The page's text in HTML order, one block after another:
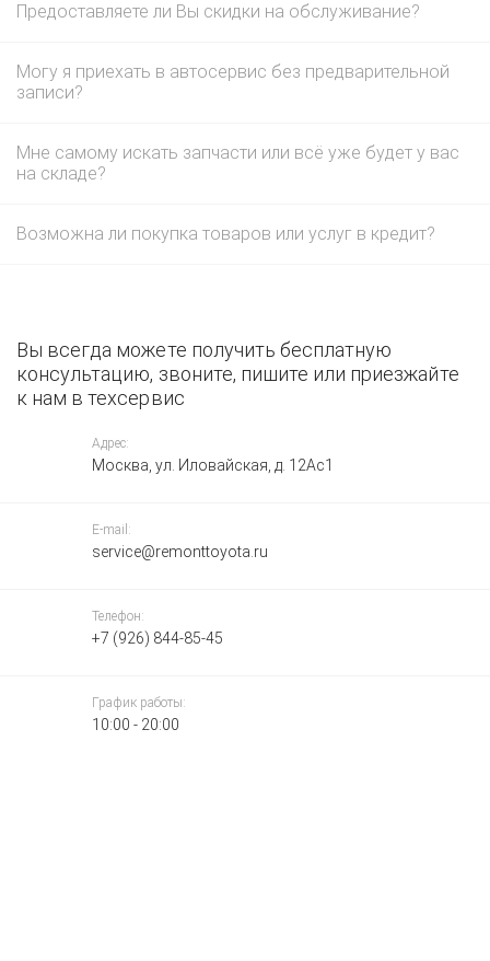
Предоставляете ли Вы скидки на обслуживание?
Могу я приехать в автосервис без предварительной
записи?
Мне самому искать запчасти или всё уже будет у вас
на складе?
Возможна ли покупка товаров или услуг в кредит?
Вы всегда можете получить бесплатную
консультацию, звоните, пишите или приезжайте
к нам в техсервис
Адрес:
Москва, ул. Иловайская, д. 12Ас1
E-mail:
service@remonttoyota.ru
Телефон:
+7 (926) 844-85-45
График работы:
10:00 - 20:00